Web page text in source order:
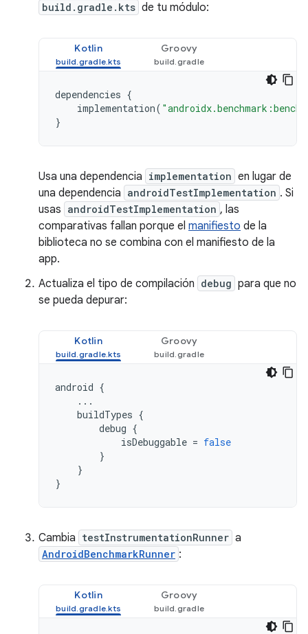
build.gradle.kts de tu módulo:
Kotlin Groovy
dependencies {
implementation(
}
Usa una dependencia implementation en lugar de
una dependencia androidTestImplementation . Si
usas androidTestImplementation , las
comparativas fallan porque el manifiesto de la
biblioteca no se combina con el manifiesto de la
app.
Actualiza el tipo de compilación debug para que no
se pueda depurar:
Kotlin Groovy
android {
...
buildTypes {
debug {
isDebuggable = false
}
}
}
Cambia testInstrumentationRunner a
AndroidBenchmarkRunner :
Kotlin Groovy